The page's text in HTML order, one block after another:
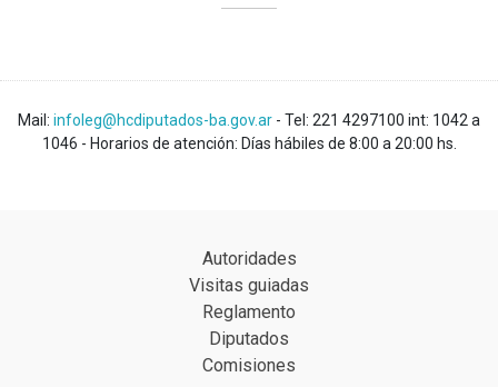
Mail: infoleg@hcdiputados-ba.gov.ar - Tel: 221 4297100 int: 1042 a
1046 - Horarios de atención: Días hábiles de 8:00 a 20:00 hs.
Autoridades
Visitas guiadas
Reglamento
Diputados
Comisiones